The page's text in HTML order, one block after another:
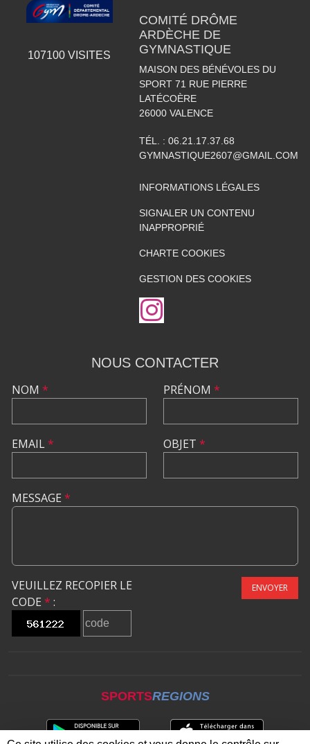
107100 VISITES
COMITÉ DRÔME
ARDÈCHE DE
GYMNASTIQUE
MAISON DES BÉNÉVOLES DU
SPORT 71 RUE PIERRE
LATÉCOÈRE
26000 VALENCE
TÉL. : 06.21.17.37.68
GYMNASTIQUE2607@GMAIL.COM
INFORMATIONS LÉGALES
SIGNALER UN CONTENU
INAPPROPRIÉ
CHARTE COOKIES
GESTION DES COOKIES
NOUS CONTACTER
NOM *
EMAIL*
PRÉNOM *
OBJET *
MESSAGE *
VEUILLEZ RECOPIER LE
CODE * :
ENVOYER
SPORTSREGIONS